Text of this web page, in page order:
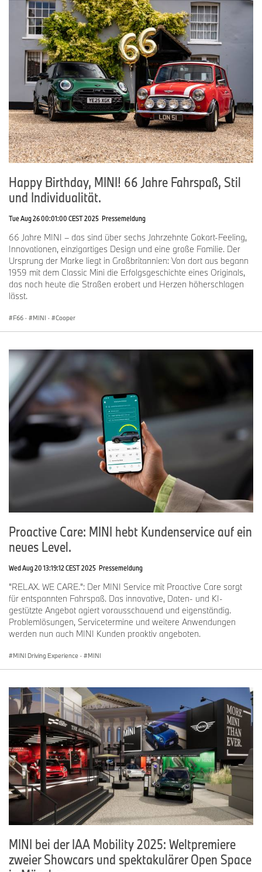
Happy Birthday, MINI! 66 Jahre Fahrspaß, Stil
und Individualität.
Tue Aug 26 00:01:00 CEST 2025 Pressemeldung
66 Jahre MINI – das sind über sechs Jahrzehnte Gokart-Feeling,
Innovationen, einzigartiges Design und eine große Familie. Der
Ursprung der Marke liegt in Großbritannien: Von dort aus begann
1959 mit dem Classic Mini die Erfolgsgeschichte eines Originals,
das noch heute die Straßen erobert und Herzen höherschlagen
lässt.
F66 · MINI · Cooper
Proactive Care: MINI hebt Kundenservice auf ein
neues Level.
Wed Aug 20 13:19:12 CEST 2025 Pressemeldung
"RELAX. WE CARE.": Der MINI Service mit Proactive Care sorgt
für entspannten Fahrspaß. Das innovative, Daten- und KI-
gestützte Angebot agiert vorausschauend und eigenständig.
Problemlösungen, Servicetermine und weitere Anwendungen
werden nun auch MINI Kunden proaktiv angeboten.
MINI Driving Experience · MINI
MINI bei der IAA Mobility 2025: Weltpremiere
zweier Showcars und spektakulärer Open Space